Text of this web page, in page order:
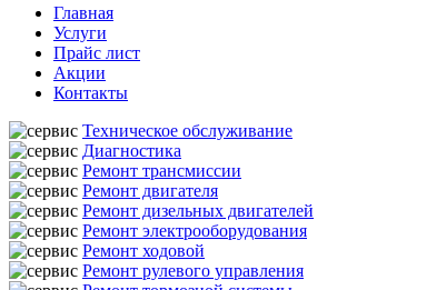
Главная
Услуги
Прайс лист
Акции
Контакты
Техническое обслуживание
Диагностика
Ремонт трансмиссии
Ремонт двигателя
Ремонт дизельных двигателей
Ремонт электрооборудования
Ремонт ходовой
Ремонт рулевого управления